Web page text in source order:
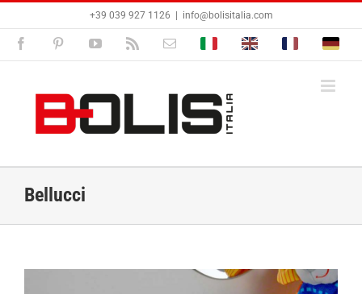
contenuto
+39 039 927 1126 info@bolisitalia.com
FacebookPinterestYouTube EmailBolisitalia.itBolisitalia.comBolisitalia.fr
Bellucci